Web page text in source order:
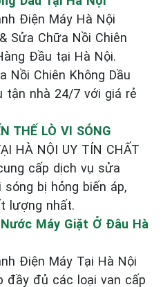
Điện Máy Hà Nội
Sửa Chữa Nồi Chiên
Đầu tại Hà Nội.
Nồi Chiên Không Dầu
tận nhà 24/7 với giá rẻ
THẾ LÒ VI SÓNG
HÀ NỘI UY TÍN CHẤT
cấp dịch vụ sửa
bị hỏng biến áp,
lượng nhất.
Máy Giặt Ở Đâu Hà
Điện Máy Tại Hà Nội
đầy đủ các loại van cấp